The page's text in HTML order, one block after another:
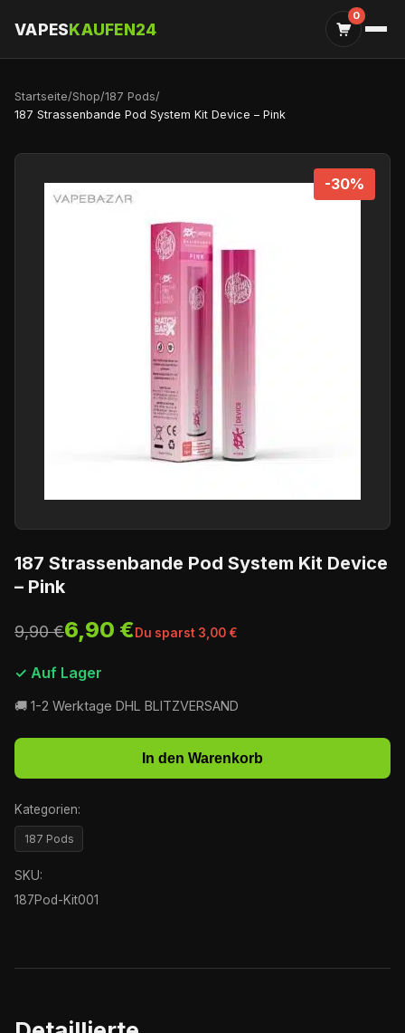
VAPESKAUFEN24
0
Startseite/Shop/187 Pods/
187 Strassenbande Pod System Kit Device – Pink
-30%
187 Strassenbande Pod System Kit Device
– Pink
9,90 €6,90 €Du sparst 3,00 €
✓ Auf Lager
🚚 1-2 Werktage DHL BLITZVERSAND
In den Warenkorb
Kategorien:
187 Pods
SKU:
187Pod-Kit001